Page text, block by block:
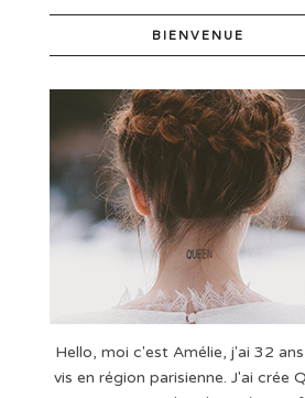
BIENVENUE
Hello, moi c'est Amélie, j'ai 32
vis en région parisienne. J'ai crée